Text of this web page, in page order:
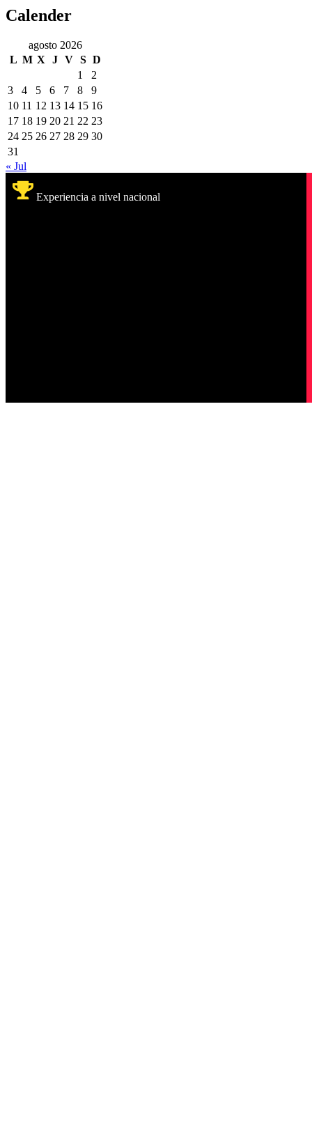
Calender
agosto 2026
L M X J V S D
1
2
3
4 5 6 7 8
9
10 11 12 13 14 15 16
17 18 19 20 21 22 23
24 25 26 27 28 29 30
31
« Jul
Experiencia a nivel nacional